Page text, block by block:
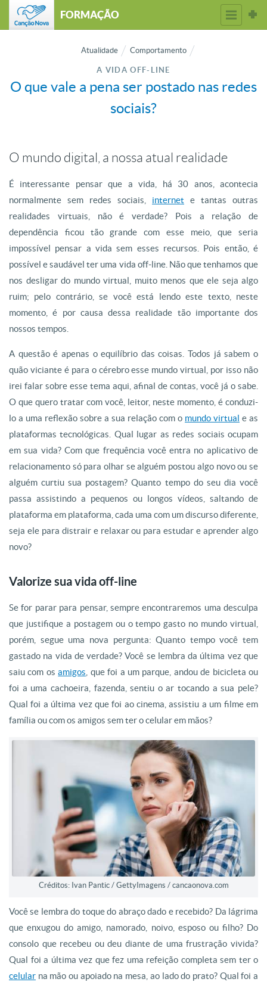
FORMAÇÃO
Atualidade Comportamento
A VIDA OFF-LINE
O que vale a pena ser postado nas redes
sociais?
O mundo digital, a nossa atual realidade
É interessante pensar que a vida, há 30 anos, acontecia
normalmente sem redes sociais, internet e tantas outras
realidades virtuais, não é verdade? Pois a relação de
dependência ficou tão grande com esse meio, que seria
impossível pensar a vida sem esses recursos. Pois então, é
possível e saudável ter uma vida off-line. Não que tenhamos que
nos desligar do mundo virtual, muito menos que ele seja algo
ruim; pelo contrário, se você está lendo este texto, neste
momento, é por causa dessa realidade tão importante dos
nossos tempos.
A questão é apenas o equilíbrio das coisas. Todos já sabem o
quão viciante é para o cérebro esse mundo virtual, por isso não
irei falar sobre esse tema aqui, afinal de contas, você já o sabe.
O que quero tratar com você, leitor, neste momento, é conduzi-
lo a uma reflexão sobre a sua relação com o mundo virtual e as
plataformas tecnológicas. Qual lugar as redes sociais ocupam
em sua vida? Com que frequência você entra no aplicativo de
relacionamento só para olhar se alguém postou algo novo ou se
alguém curtiu sua postagem? Quanto tempo do seu dia você
passa assistindo a pequenos ou longos vídeos, saltando de
plataforma em plataforma, cada uma com um discurso diferente,
seja ele para distrair e relaxar ou para estudar e aprender algo
novo?
Valorize sua vida off-line
Se for parar para pensar, sempre encontraremos uma desculpa
que justifique a postagem ou o tempo gasto no mundo virtual,
porém, segue uma nova pergunta: Quanto tempo você tem
gastado na vida de verdade? Você se lembra da última vez que
saiu com osamigos , que foi a um parque, andou de bicicleta ou
foi a uma cachoeira, fazenda, sentiu o ar tocando a sua pele?
Qual foi a última vez que foi ao cinema, assistiu a um filme em
família ou com os amigos sem ter o celular em mãos?
Créditos: Ivan Pantic / GettyImagens / cancaonova.com
Você se lembra do toque do abraço dado e recebido? Da lágrima
que enxugou do amigo, namorado, noivo, esposo ou filho? Do
consolo que recebeu ou deu diante de uma frustração vivida?
Qual foi a última vez que fez uma refeição completa sem ter o
celular na mão ou apoiado na mesa, ao lado do prato? Qual foi a